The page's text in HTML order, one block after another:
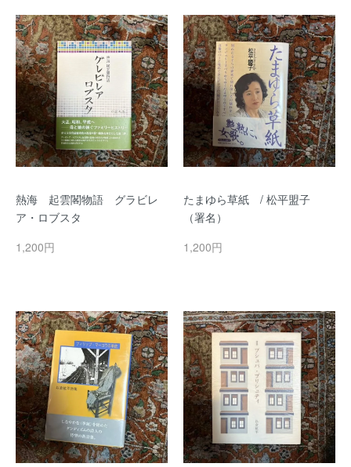
熱海 起雲閣物語 グラビレ
ア・ロブスタ
1,200円
たまゆら草紙 / 松平盟子
（署名）
1,200円